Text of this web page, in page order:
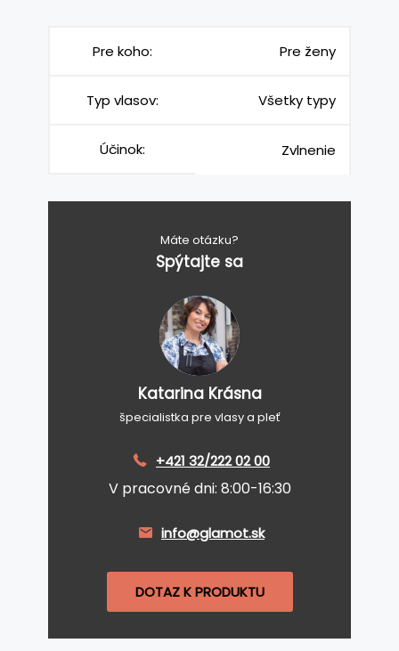
Pre koho: Pre ženy
Typ vlasov: Všetky typy
Účinok: Zvlnenie
Máte otázku?
Spýtajte sa
Katarina Krásna
špecialistka pre vlasy a pleť
+421 32/222 02 00
V pracovné dni: 8:00-16:30
info@glamot.sk
DOTAZ K PRODUKTU